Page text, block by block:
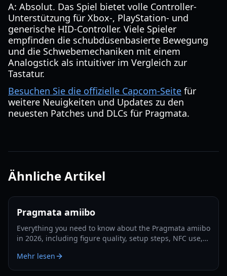
A: Absolut. Das Spiel bietet volle Controller-
Unterstützung für Xbox-, PlayStation- und
generische HID-Controller. Viele Spieler
empfinden die schubdüsenbasierte Bewegung
und die Schwebemechaniken mit einem
Analogstick als intuitiver im Vergleich zur
Tastatur.
Besuchen Sie die offizielle Capcom-Seite für
weitere Neuigkeiten und Updates zu den
neuesten Patches und DLCs für Pragmata.
Ähnliche Artikel
Pragmata amiibo
Everything you need to know about the Pragmata amiibo
in 2026, including figure quality, setup steps, NFC use,
Mehr lesen